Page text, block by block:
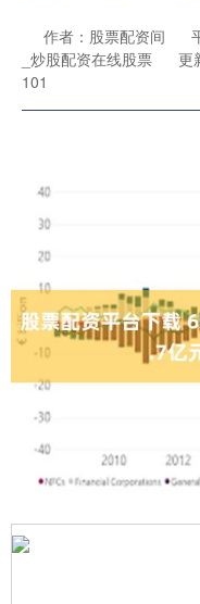
作者：股票配资间
_炒股配资在线股票
更
101